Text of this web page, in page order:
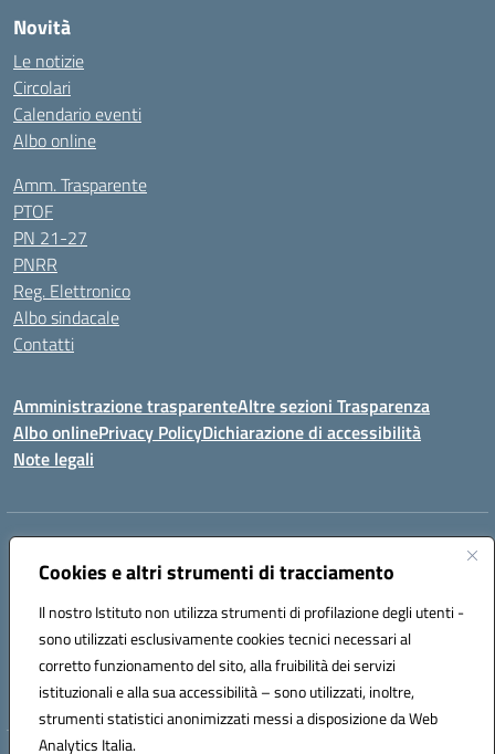
Cookies e altri strumenti di tracciamento
Il nostro Istituto non utilizza strumenti di profilazione degli utenti -
sono utilizzati esclusivamente cookies tecnici necessari al
corretto funzionamento del sito, alla fruibilità dei servizi
istituzionali e alla sua accessibilità – sono utilizzati, inoltre,
strumenti statistici anonimizzati messi a disposizione da Web
Analytics Italia.
Novità
Le notizie
Circolari
Calendario eventi
Albo online
Amm. Trasparente
PTOF
PN 21-27
PNRR
Reg. Elettronico
Albo sindacale
Contatti
Amministrazione trasparenteAltre sezioni Trasparenza
Albo onlinePrivacy PolicyDichiarazione di accessibilità
Note legali
Indirizzo:
Centralino:0923714186 Email:tpvc050004@istruzione.it
Codice fiscale: 91042910819
Codice meccanografico:
TPVC050004
Codice Indice delle Pubbliche Amministrazioni (IPA): istsc_tpvc050004